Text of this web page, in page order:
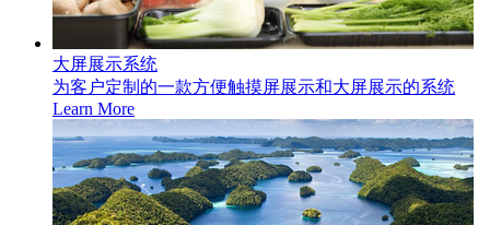
大屏展示系统
为客户定制的一款方便触摸屏展示和大屏展示的系统
Learn More